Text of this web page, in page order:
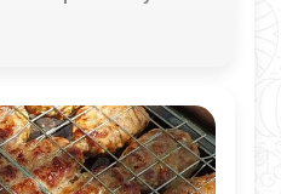
насыщенным и